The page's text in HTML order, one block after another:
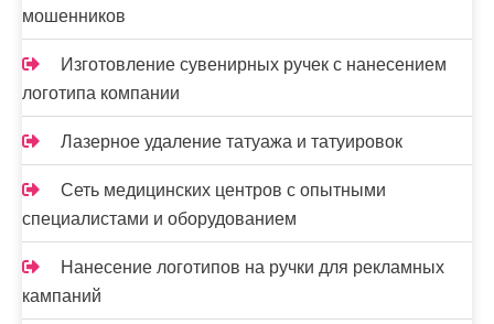
мошенников
Изготовление сувенирных ручек с нанесением
логотипа компании
Лазерное удаление татуажа и татуировок
Сеть медицинских центров с опытными
специалистами и оборудованием
Нанесение логотипов на ручки для рекламных
кампаний